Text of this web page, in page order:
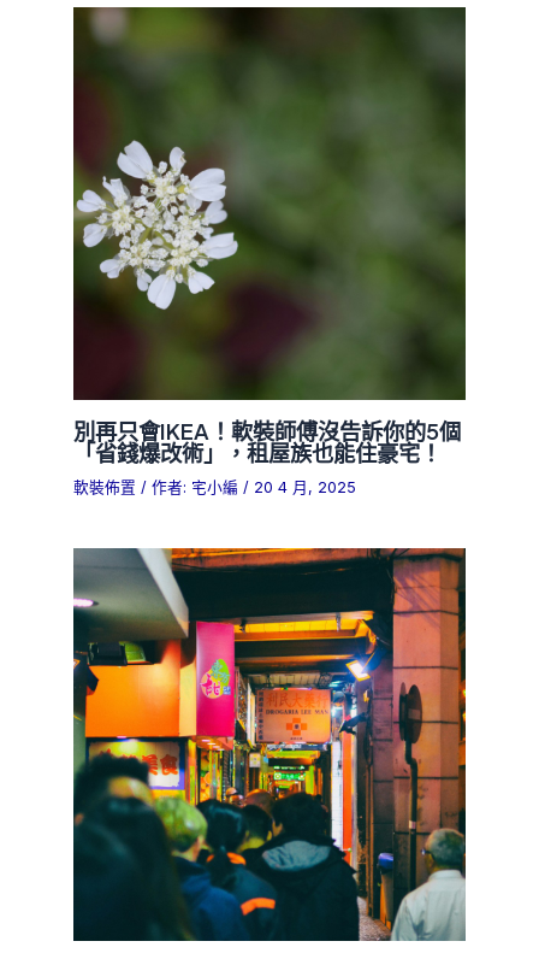
別再只會IKEA！軟裝師傅沒告訴你的5個
「省錢爆改術」，租屋族也能住豪宅！
軟裝佈置 / 作者: 宅小編 / 20 4 月, 2025